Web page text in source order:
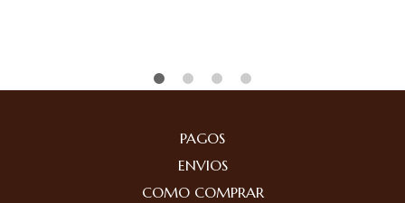
PAGOS
ENVIOS
COMO COMPRAR